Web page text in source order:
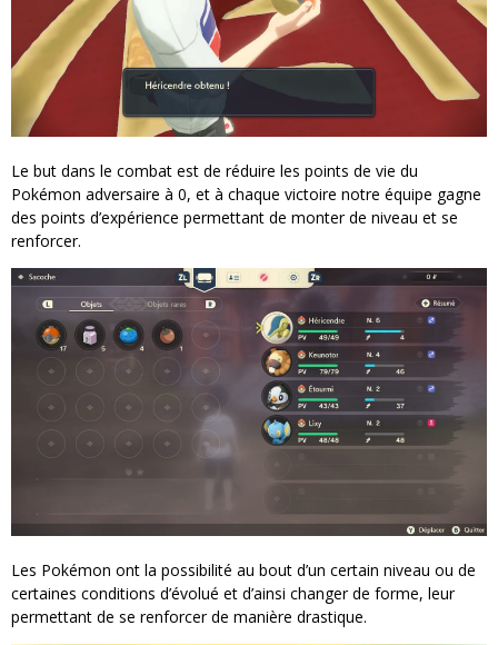
Le but dans le combat est de réduire les points de vie du
Pokémon adversaire à 0, et à chaque victoire notre équipe gagne
des points d’expérience permettant de monter de niveau et se
renforcer.
Les Pokémon ont la possibilité au bout d’un certain niveau ou de
certaines conditions d’évolué et d’ainsi changer de forme, leur
permettant de se renforcer de manière drastique.